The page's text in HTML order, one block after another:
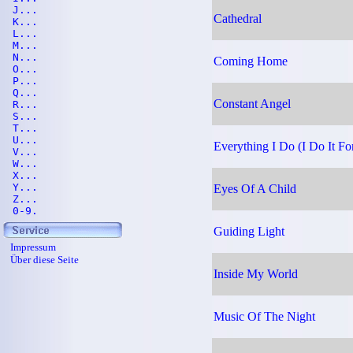
Cathedral
Coming Home
Constant Angel
Everything I Do (I Do It
Eyes Of A Child
Guiding Light
Inside My World
Music Of The Night
J...
K...
L...
M...
N...
O...
P...
Q...
R...
S...
T...
U...
V...
W...
X...
Y...
Z...
0-9.
Impressum
Über diese Seite